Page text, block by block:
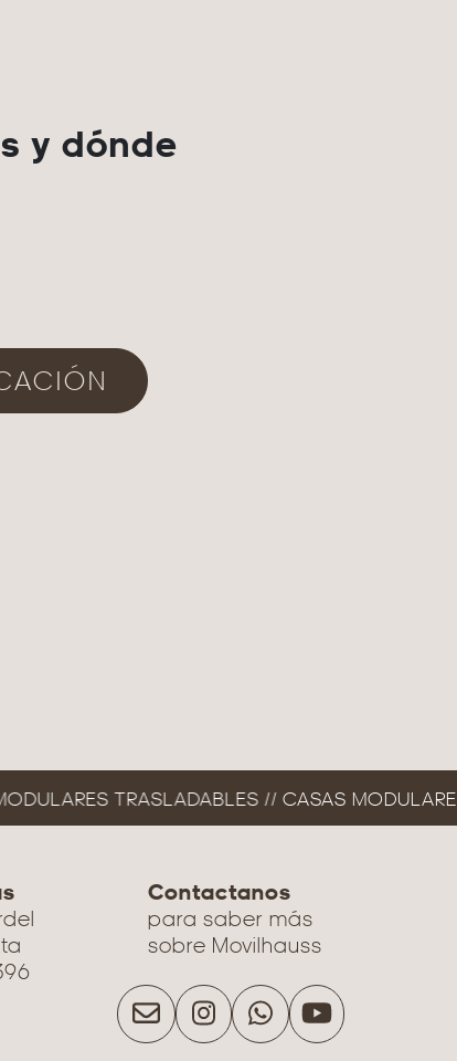
y dónde
TRASLADABLES // CASAS
Contactanos
para saber más
sobre Movilhauss